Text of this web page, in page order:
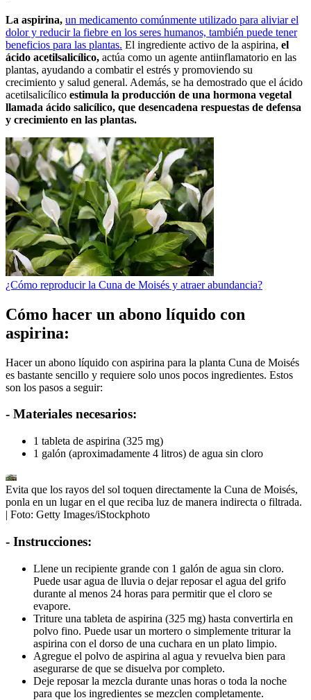
La aspirina, un medicamento comúnmente utilizado para aliviar el
dolor y reducir la fiebre en los seres humanos, también puede tener
beneficios para las plantas. El ingrediente activo de la aspirina, el
ácido acetilsalicílico, actúa como un agente antiinflamatorio en las
plantas, ayudando a combatir el estrés y promoviendo su
crecimiento y salud general. Además, se ha demostrado que el ácido
acetilsalicílico estimula la producción de una hormona vegetal
llamada ácido salicílico, que desencadena respuestas de defensa
y crecimiento en las plantas.
¿Cómo reproducir la Cuna de Moisés y atraer abundancia?
Cómo hacer un abono líquido con
aspirina:
Hacer un abono líquido con aspirina para la planta Cuna de Moisés
es bastante sencillo y requiere solo unos pocos ingredientes. Estos
son los pasos a seguir:
- Materiales necesarios:
1 tableta de aspirina (325 mg)
1 galón (aproximadamente 4 litros) de agua sin cloro
Evita que los rayos del sol toquen directamente la Cuna de Moisés,
ponla en un lugar en el que reciba luz de manera indirecta o filtrada.
| Foto: Getty Images/iStockphoto
- Instrucciones:
Llene un recipiente grande con 1 galón de agua sin cloro.
Puede usar agua de lluvia o dejar reposar el agua del grifo
durante al menos 24 horas para permitir que el cloro se
evapore.
Triture una tableta de aspirina (325 mg) hasta convertirla en
polvo fino. Puede usar un mortero o simplemente triturar la
aspirina con el dorso de una cuchara en un plato limpio.
Agregue el polvo de aspirina al agua y revuelva bien para
asegurarse de que se disuelva por completo.
Deje reposar la mezcla durante unas horas o toda la noche
para que los ingredientes se mezclen completamente.